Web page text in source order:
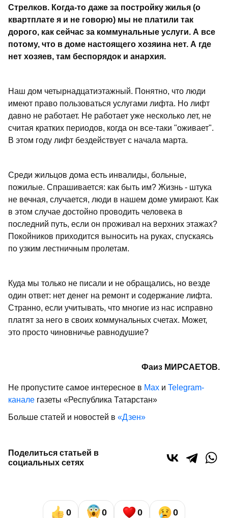
Стрелков. Когда-то даже за постройку жилья (о
квартплате я и не говорю) мы не платили так
дорого, как сейчас за коммунальные услуги. А все
потому, что в доме настоящего хозяина нет. А где
нет хозяев, там беспорядок и анархия.
Наш дом четырнадцатиэтажный. Понятно, что люди
имеют право пользоваться услугами лифта. Но лифт
давно не работает. Не работает уже несколько лет, не
считая кратких периодов, когда он все-таки "оживает".
В этом году лифт бездействует с начала марта.
Среди жильцов дома есть инвалиды, больные,
пожилые. Спрашивается: как быть им? Жизнь - штука
не вечная, случается, люди в нашем доме умирают. Как
в этом случае достойно проводить человека в
последний путь, если он проживал на верхних этажах?
Покойников приходится выносить на руках, спускаясь
по узким лестничным пролетам.
Куда мы только не писали и не обращались, но везде
один ответ: нет денег на ремонт и содержание лифта.
Странно, если учитывать, что многие из нас исправно
платят за него в своих коммунальных счетах. Может,
это просто чиновничье равнодушие?
Фаиз МИРСАЕТОВ.
Не пропустите самое интересное в Max и Telegram-
канале газеты «Республика Татарстан»
Больше статей и новостей в «Дзен»
Поделиться статьей в
социальных сетях
0 0 0 0